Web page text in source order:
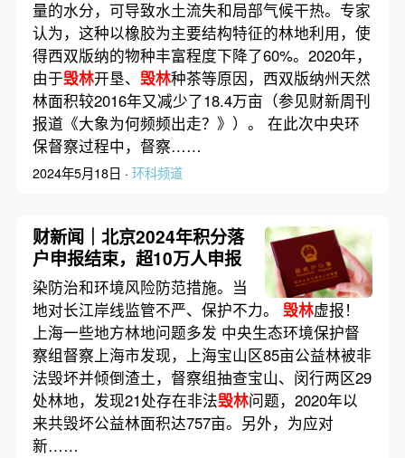
量的水分，可导致水土流失和局部气候干热。专家
认为，这种以橡胶为主要结构特征的林地利用，使
得西双版纳的物种丰富程度下降了60%。2020年，
由于毁林开垦、 毁林种茶等原因，西双版纳州天然
林面积较2016年又减少了18.4万亩（参见财新周刊
报道《大象为何频频出走？》）。 在此次中央环
保督察过程中，督察……
2024年5月18日 · 环科频道
财新闻｜北京2024年积分落
户申报结束，超10万人申报
染防治和环境风险防范措施。当
地对长江岸线监管不严、保护不力。 毁林虚报！
上海一些地方林地问题多发 中央生态环境保护督
察组督察上海市发现，上海宝山区85亩公益林被非
法毁坏并倾倒渣土，督察组抽查宝山、闵行两区29
处林地，发现21处存在非法毁林问题，2020年以
来共毁坏公益林面积达757亩。另外，为应对
新……